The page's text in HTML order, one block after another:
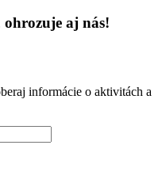
ohrozuje aj nás!
informácie o aktivitách a